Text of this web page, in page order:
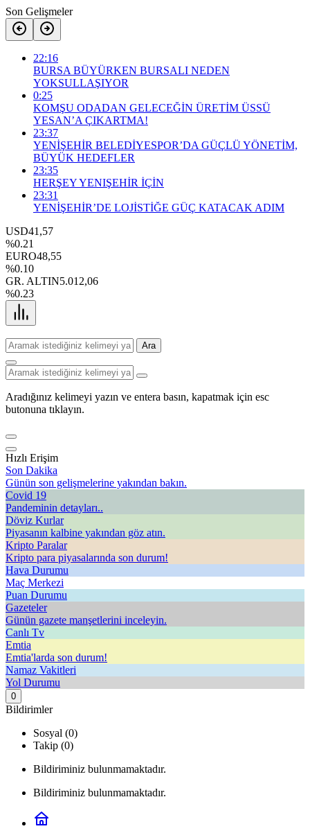
Son Gelişmeler
22:16
BURSA BÜYÜRKEN BURSALI NEDEN
YOKSULLAŞIYOR
0:25
KOMŞU ODADAN GELECEĞİN ÜRETİM ÜSSÜ
YESAN’A ÇIKARTMA!
23:37
YENİŞEHİR BELEDİYESPOR’DA GÜÇLÜ YÖNETİM,
BÜYÜK HEDEFLER
23:35
HERŞEY YENIŞEHİR İÇİN
23:31
YENİŞEHİR’DE LOJİSTİĞE GÜÇ KATACAK ADIM
USD41,57
%0.21
EURO48,55
%0.10
GR. ALTIN5.012,06
%0.23
Ara
Aradığınız kelimeyi yazın ve entera basın, kapatmak için esc
butonuna tıklayın.
Hızlı Erişim
Son Dakika
Günün son gelişmelerine yakından bakın.
Covid 19
Pandeminin detayları..
Döviz Kurlar
Piyasanın kalbine yakından göz atın.
Kripto Paralar
Kripto para piyasalarında son durum!
Hava Durumu
Maç Merkezi
Puan Durumu
Gazeteler
Günün gazete manşetlerini inceleyin.
Canlı Tv
Emtia
Emtia'larda son durum!
Namaz Vakitleri
Yol Durumu
0
Bildirimler
Sosyal (0)
Takip (0)
Bildiriminiz bulunmamaktadır.
Bildiriminiz bulunmamaktadır.